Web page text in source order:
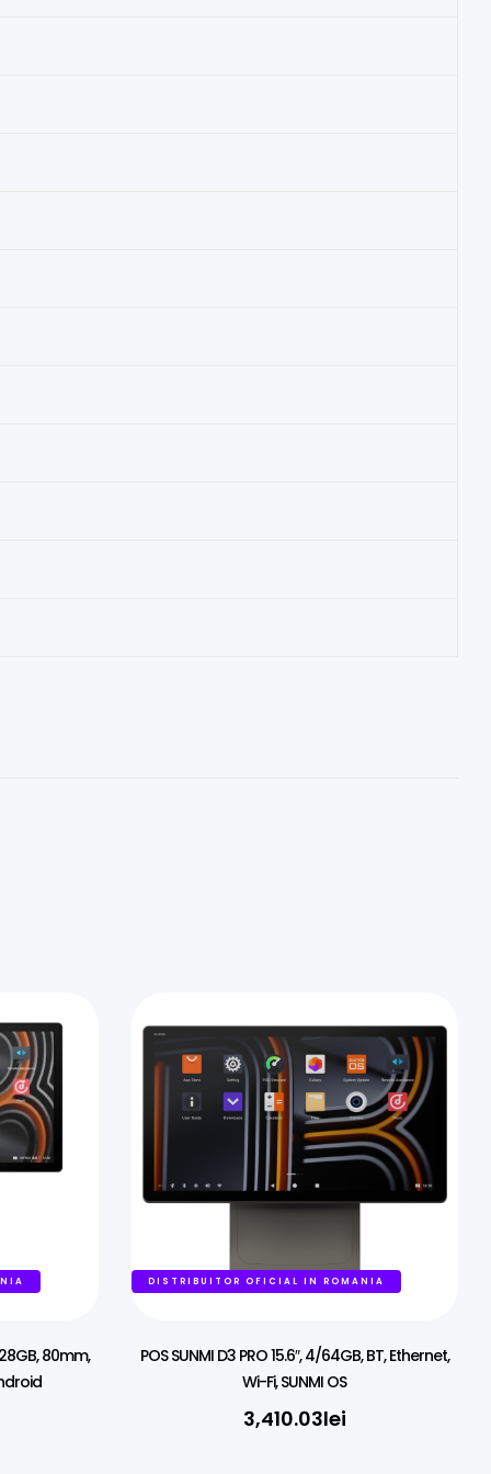
80mm,
DISTRIBUITOR OFICIAL IN ROMANIA
POS SUNMI D3 PRO 15.6″, 4/64GB, BT, Ethernet,
Wi-Fi, SUNMI OS
3,410.03lei